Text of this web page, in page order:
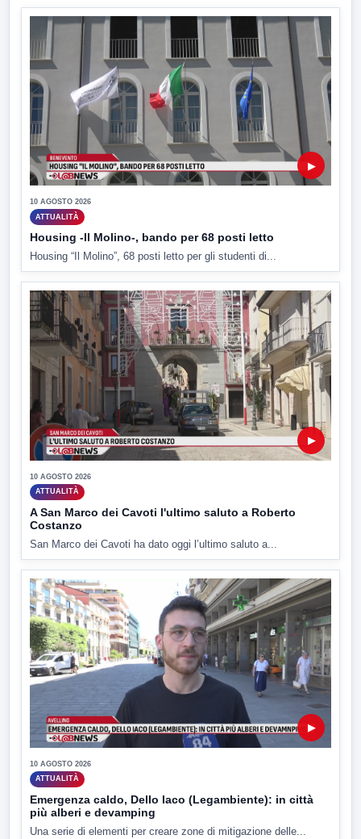
▶
10 AGOSTO 2026
ATTUALITÀ
Housing -Il Molino-, bando per 68 posti letto
Housing “Il Molino”, 68 posti letto per gli studenti di...
▶
10 AGOSTO 2026
ATTUALITÀ
A San Marco dei Cavoti l'ultimo saluto a Roberto
Costanzo
San Marco dei Cavoti ha dato oggi l’ultimo saluto a...
▶
10 AGOSTO 2026
ATTUALITÀ
Emergenza caldo, Dello Iaco (Legambiente): in città
più alberi e devamping
Una serie di elementi per creare zone di mitigazione delle...